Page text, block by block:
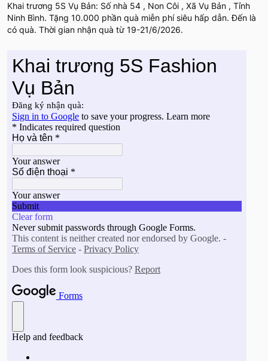
Khai trương 5S Vụ Bản: Số nhà 54 , Non Côi , Xã Vụ Bản , Tỉnh
Ninh Bình. Tặng 10.000 phần quà miễn phí siêu hấp dẫn. Đến là
có quà. Thời gian nhận quà từ 19-21/6/2026.